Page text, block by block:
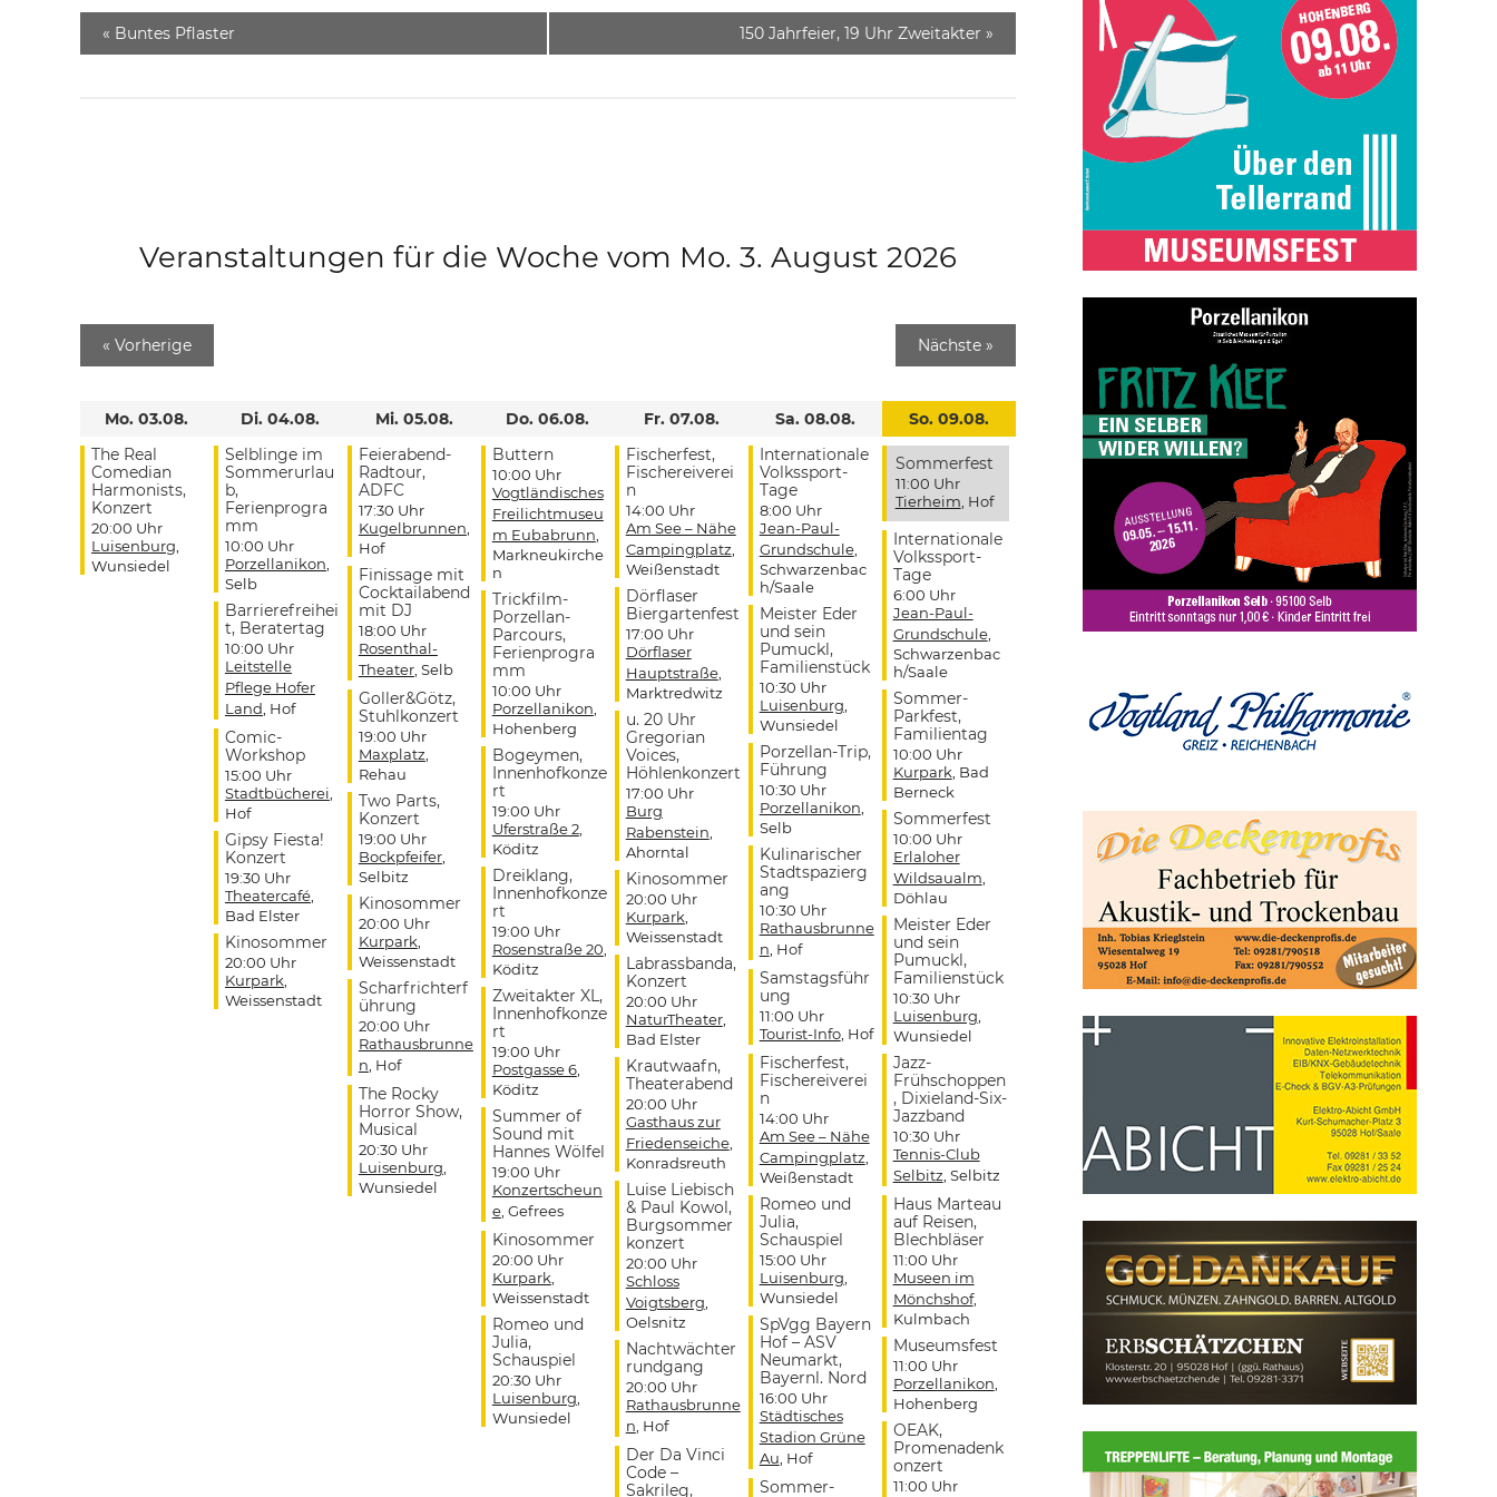
« Buntes Pflaster 150 Jahrfeier, 19 Uhr Zweitakter »
Veranstaltungen für die Woche vom Mo. 3. August 2026
« Vorherige Nächste »
Mo. 03.08.
The Real
Comedian
Harmonists,
Konzert
20:00 Uhr
Luisenburg
Wunsiedel
Di. 04.08.
Selblinge im
Sommerurlau
b,
Ferienprogra
mm
10:00 Uhr
Porzellanikon
Selb
Barrierefreihei
t, Beratertag
10:00 Uhr
Leitstelle
Pflege Hofer
Land , Hof
Comic-
Workshop
15:00 Uhr
Stadtbücherei
Hof
Gipsy Fiesta!
Konzert
19:30 Uhr
Theatercafé,
Bad Elster
Kinosommer
20:00 Uhr
Kurpark
Weissenstadt
Mi. 05.08.
Feierabend-
Radtour,
ADFC
17:30 Uhr
Kugelbrunnen
Hof
Finissage mit
Cocktailabend
mit DJ
18:00 Uhr
Rosenthal-
Theater, Selb
Goller&Götz,
Stuhlkonzert
19:00 Uhr
Maxplatz
Rehau
Two Parts,
Konzert
19:00 Uhr
Bockpfeifer,
Selbitz
Kinosommer
20:00 Uhr
Kurpark
Weissenstadt
Scharfrichterf
ührung
20:00 Uhr
Rathausbrunne
n , Hof
The Rocky
Horror Show,
Musical
20:30 Uhr
Luisenburg
Wunsiedel
Do. 06.08.
Buttern
10:00 Uhr
Vogtländisches
Freilichtmuseu
m Eubabrunn
Markneukirche
n
Trickfilm-
Porzellan-
Parcours,
Ferienprogra
mm
10:00 Uhr
Porzellanikon
Hohenberg
Bogeymen,
Innenhofkonze
rt
19:00 Uhr
Uferstraße 2,
Köditz
Dreiklang,
Innenhofkonze
rt
19:00 Uhr
Rosenstraße 20
Köditz
Zweitakter XL,
Innenhofkonze
rt
19:00 Uhr
Postgasse 6,
Köditz
Summer of
Sound mit
Hannes Wölfel
19:00 Uhr
Konzertscheun
e, Gefrees
Kinosommer
20:00 Uhr
Kurpark
Weissenstadt
Romeo und
Julia,
Schauspiel
20:30 Uhr
Luisenburg
Wunsiedel
Fr. 07.08.
Fischerfest,
Fischereiverei
n
14:00 Uhr
Am See – Nähe
Campingplatz
Weißenstadt
Dörflaser
Biergartenfest
17:00 Uhr
Dörflaser
Hauptstraße,
Marktredwitz
u. 20 Uhr
Gregorian
Voices,
Höhlenkonzert
17:00 Uhr
Burg
Rabenstein
Ahorntal
Kinosommer
20:00 Uhr
Kurpark
Weissenstadt
Labrassbanda,
Konzert
20:00 Uhr
NaturTheater,
Bad Elster
Krautwaafn,
Theaterabend
20:00 Uhr
Gasthaus zur
Friedenseiche,
Konradsreuth
Luise Liebisch
& Paul Kowol,
Burgsommer
konzert
20:00 Uhr
Schloss
Voigtsberg
Oelsnitz
Nachtwächter
rundgang
20:00 Uhr
Rathausbrunne
n , Hof
Der Da Vinci
Code –
Sakrileg,
Sa. 08.08.
Internationale
Volkssport-
Tage
8:00 Uhr
Jean-Paul-
Grundschule,
Schwarzenbac
h/Saale
Meister Eder
und sein
Pumuckl,
Familienstück
10:30 Uhr
Luisenburg
Wunsiedel
Porzellan-Trip,
Führung
10:30 Uhr
Porzellanikon
Selb
Kulinarischer
Stadtspazierg
ang
10:30 Uhr
Rathausbrunne
n , Hof
Samstagsführ
ung
11:00 Uhr
Tourist-Info, Hof
Fischerfest,
Fischereiverei
n
14:00 Uhr
Am See – Nähe
Campingplatz
Weißenstadt
Romeo und
Julia,
Schauspiel
15:00 Uhr
Luisenburg
Wunsiedel
SpVgg Bayern
Hof – ASV
Neumarkt,
Bayernl. Nord
16:00 Uhr
Städtisches
Stadion Grüne
Au , Hof
Sommer-
So. 09.08.
Sommerfest
11:00 Uhr
Tierheim , Hof
Internationale
Volkssport-
Tage
6:00 Uhr
Jean-Paul-
Grundschule,
Schwarzenbac
h/Saale
Sommer-
Parkfest,
Familientag
10:00 Uhr
Kurpark , Bad
Berneck
Sommerfest
10:00 Uhr
Erlaloher
Wildsaualm
Döhlau
Meister Eder
und sein
Pumuckl,
Familienstück
10:30 Uhr
Luisenburg
Wunsiedel
Jazz-
Frühschoppen
, Dixieland-Six-
Jazzband
10:30 Uhr
Tennis-Club
Selbitz , Selbitz
Haus Marteau
auf Reisen,
Blechbläser
11:00 Uhr
Museen im
Mönchshof,
Kulmbach
Museumsfest
11:00 Uhr
Porzellanikon
Hohenberg
OEAK,
Promenadenk
onzert
11:00 Uhr